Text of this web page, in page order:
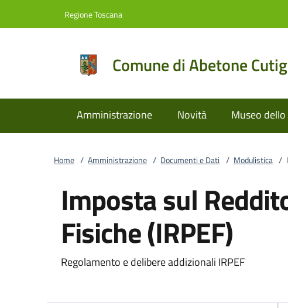
Regione Toscana
Comune di Abetone
Amministrazione Novità Museo dello
Home / Amministrazione / Documenti e Dati / Modulistica /
Imposta sul
Fisiche (IRPEF)
Regolamento e delibere addizionali IRPEF